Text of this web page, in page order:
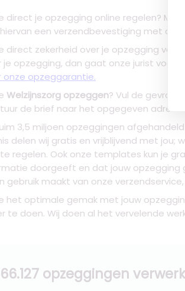
direct je opzegging online regelen?
een verzendbevestiging met
direct zekerheid over je opzegging van
je opzegging, dan gaat onze jurist voor
onze opzeggarantie.
Welzijnszorg opzeggen? Vul de
de brief naar het opgegeven adres.
3,5 miljoen opzeggingen
delen wij gratis en vrijblijvend met
regelen. Ook onze templates kun je
doorgeeft en dat jouw opzegging
gebruik maakt van onze
het optimale gemak met jouw
te doen. Wij doen al het vervelende
opzeggingen